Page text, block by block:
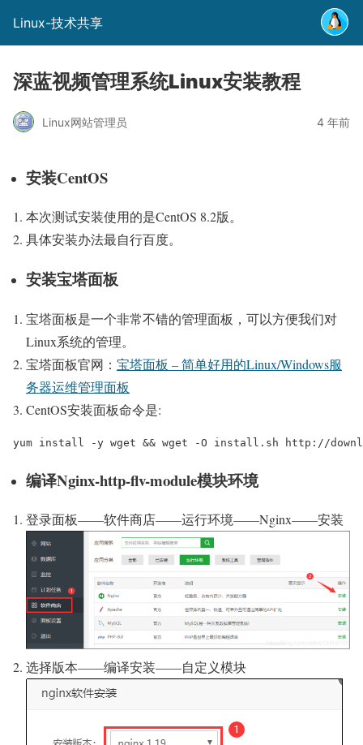
Linux-技术共享
深蓝视频管理系统Linux安装教程
Linux网站管理员 4 年前
安装CentOS
本次测试安装使用的是CentOS 8.2版。
具体安装办法最自行百度。
安装宝塔面板
宝塔面板是一个非常不错的管理面板，可以方便我们对
Linux系统的管理。
宝塔面板官网： 宝塔面板 – 简单好用的Linux/Windows服
务器运维管理面板
CentOS安装面板命令是:
yum install -y wget && wget -O install . sh http : //
编译Nginx-http-flv-module模块环境
登录面板——软件商店——运行环境——Nginx——安装
选择版本——编译安装——自定义模块